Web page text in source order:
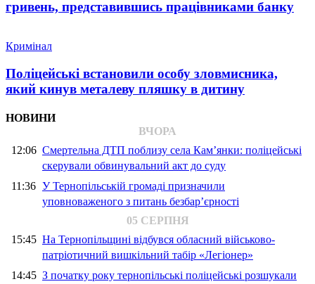
гривень, представившись працівниками банку
Кримінал
Поліцейські встановили особу зловмисника,
який кинув металеву пляшку в дитину
НОВИНИ
ВЧОРА
12:06 Смертельна ДТП поблизу села Кам’янки: поліцейські
скерували обвинувальний акт до суду
11:36 У Тернопільській громаді призначили
уповноваженого з питань безбар’єрності
05 СЕРПНЯ
15:45 На Тернопільщині відбувся обласний військово-
патріотичний вишкільний табір «Легіонер»
14:45 З початку року тернопільські поліцейські розшукали